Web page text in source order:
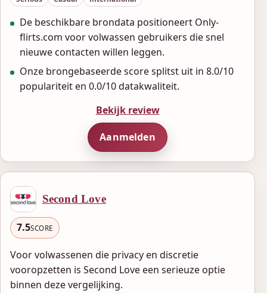
De beschikbare brondata positioneert Only-
flirts.com voor volwassen gebruikers die snel
nieuwe contacten willen leggen.
Onze brongebaseerde score splitst uit in 8.0/10
populariteit en 0.0/10 datakwaliteit.
Bekijk review
Aanmelden
Second Love
7.5SCORE
Voor volwassenen die privacy en discretie
vooropzetten is Second Love een serieuze optie
binnen deze vergelijking.